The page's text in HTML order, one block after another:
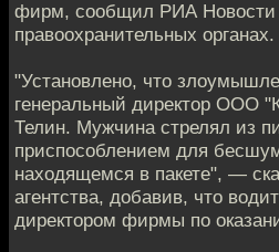
фирм, сообщил РИА Новости
правоохранительных органах.
"Установлено, что
генеральный директор ООО
Телин. Мужчина стрелял из
приспособлением для
находящемся в пакете", —
агентства, добавив, что
директором фирмы по